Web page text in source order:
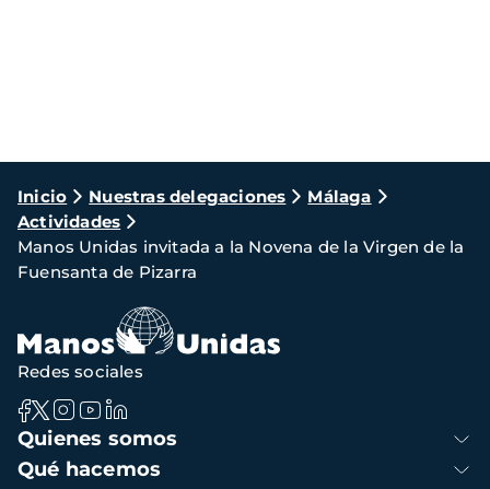
Ruta
de
navegación
Inicio Nuestras delegaciones
Málaga
Actividades
Manos Unidas invitada a la Novena de la Virgen de la
Fuensanta de Pizarra
Navegación
principal
Quienes somos
Qué hacemos
Redes sociales